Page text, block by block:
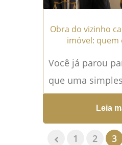
Obra do vizinho
imóvel: quem
Você já parou
que uma
casa ao lado
transformar em
verdadeiro
Leia
1 2 3